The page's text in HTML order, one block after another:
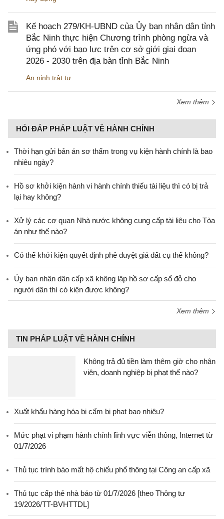
Kế hoạch 279/KH-UBND của Ủy ban nhân dân tỉnh
Bắc Ninh thực hiện Chương trình phòng ngừa và
ứng phó với bạo lực trên cơ sở giới giai đoạn
2026 - 2030 trên địa bàn tỉnh Bắc Ninh
An ninh trật tự
Xem thêm
HỎI ĐÁP PHÁP LUẬT VỀ HÀNH CHÍNH
Thời hạn gửi bản án sơ thẩm trong vụ kiện hành chính là bao
nhiêu ngày?
Hồ sơ khởi kiện hành vi hành chính thiếu tài liệu thì có bị trả
lại hay không?
Xử lý các cơ quan Nhà nước không cung cấp tài liệu cho Tòa
án như thế nào?
Có thể khởi kiện quyết định phê duyệt giá đất cụ thể không?
Ủy ban nhân dân cấp xã không lập hồ sơ cấp sổ đỏ cho
người dân thì có kiện được không?
Xem thêm
TIN PHÁP LUẬT VỀ HÀNH CHÍNH
Không trả đủ tiền làm thêm giờ cho nhân
viên, doanh nghiệp bị phạt thế nào?
Xuất khẩu hàng hóa bị cấm bị phạt bao nhiêu?
Mức phạt vi phạm hành chính lĩnh vực viễn thông, Internet từ
01/7/2026
Thủ tục trình báo mất hộ chiếu phổ thông tại Công an cấp xã
Thủ tục cấp thẻ nhà báo từ 01/7/2026 [theo Thông tư
19/2026/TT-BVHTTDL]